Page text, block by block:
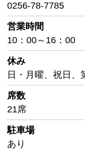
0256-78-7785
営業時間
10：00～16：00
休み
日・月曜、祝日、
席数
21席
駐車場
あり